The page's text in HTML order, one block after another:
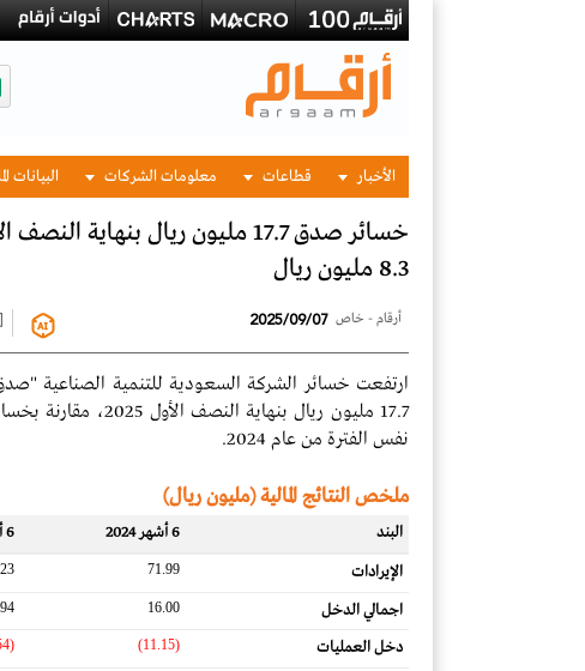
الأخبار قطاعات معلومات الشركات البيانات
8.3 مليون ريال
2025/09/07 أرقام - خاص
ارتفعت خسائر الشركة السعودية للتنمية الصناعية
نفس الفترة من عام 2024.
ملخص النتائج المالية (مليون ريال)
البند 6 أشهر 2024 6 أشهر 2025
الإيرادات
71.99
اجمالي الدخل 16.00
دخل العمليات (11.15)
(16.54)